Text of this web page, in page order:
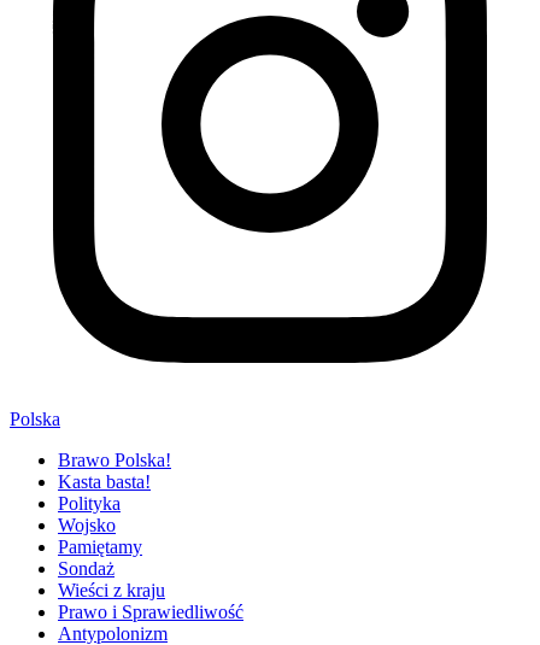
Polska
Brawo Polska!
Kasta basta!
Polityka
Wojsko
Pamiętamy
Sondaż
Wieści z kraju
Prawo i Sprawiedliwość
Antypolonizm